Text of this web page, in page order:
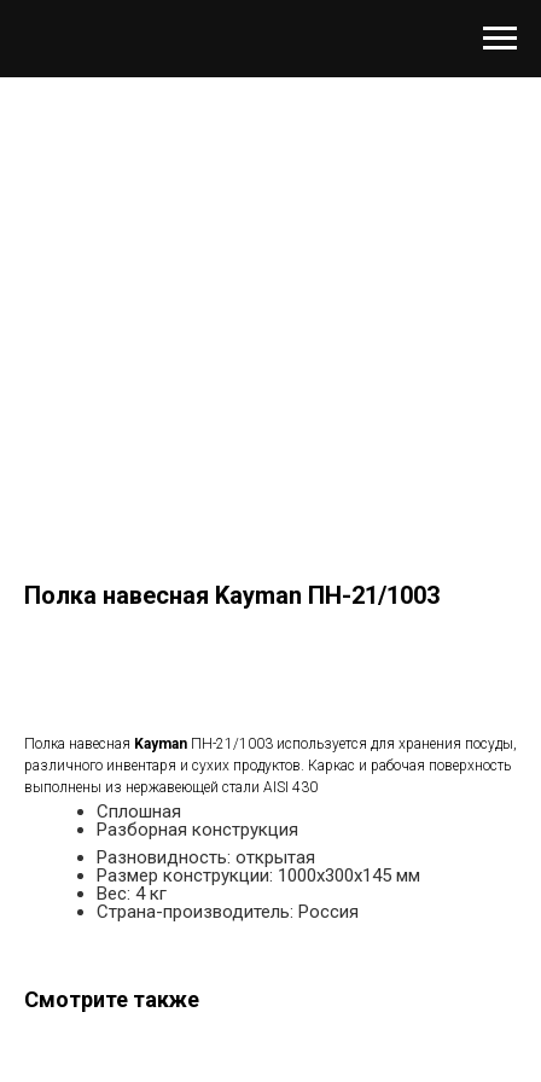
Полка навесная Kayman ПН-21/1003
Полка навесная Kayman ПН-21/1003 используется для хранения посуды,
различного инвентаря и сухих продуктов. Каркас и рабочая поверхность
выполнены из нержавеющей стали AISI 430
Сплошная
Разборная конструкция
Разновидность: открытая
Размер конструкции: 1000х300х145 мм
Вес: 4 кг
Страна-производитель: Россия
Смотрите также